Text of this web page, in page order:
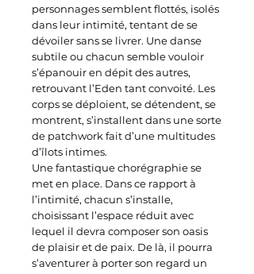
personnages semblent flottés, isolés
dans leur intimité, tentant de se
dévoiler sans se livrer. Une danse
subtile ou chacun semble vouloir
s’épanouir en dépit des autres,
retrouvant l’Eden tant convoité. Les
corps se déploient, se détendent, se
montrent, s’installent dans une sorte
de patchwork fait d’une multitudes
d’îlots intimes.
Une fantastique chorégraphie se
met en place. Dans ce rapport à
l’intimité, chacun s’installe,
choisissant l’espace réduit avec
lequel il devra composer son oasis
de plaisir et de paix. De là, il pourra
s’aventurer à porter son regard un